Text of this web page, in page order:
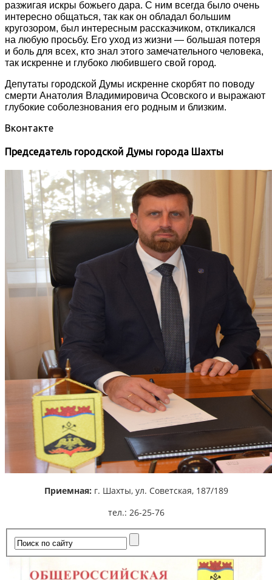
разжигая искры божьего дара. С ним всегда было очень
интересно общаться, так как он обладал большим
кругозором, был интересным рассказчиком, откликался
на любую просьбу. Его уход из жизни — большая потеря
и боль для всех, кто знал этого замечательного человека,
так искренне и глубоко любившего свой город.
Депутаты городской Думы искренне скорбят по поводу
смерти Анатолия Владимировича Осовского и выражают
глубокие соболезнования его родным и близким.
Вконтакте
Председатель городской Думы города Шахты
Приемная: г. Шахты, ул. Советская, 187/189
тел.: 26-25-76